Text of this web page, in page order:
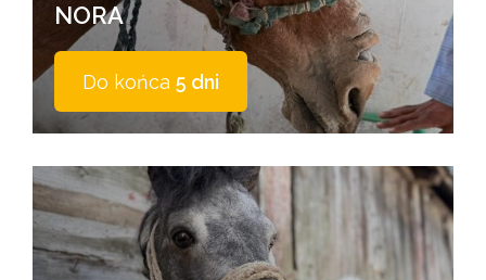
NORA
Do końca 5 dni